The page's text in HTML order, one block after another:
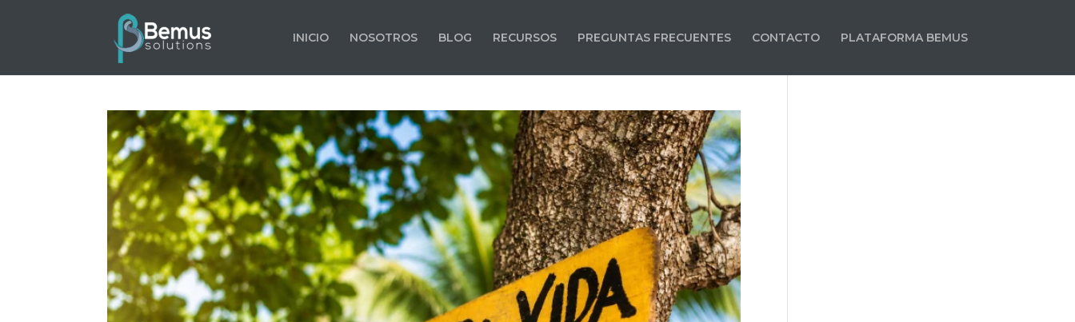
INICIO NOSOTROS BLOG RECURSOS PREGUNTAS FRECUENTES CONTACTO PLATAFORMA BEMUS